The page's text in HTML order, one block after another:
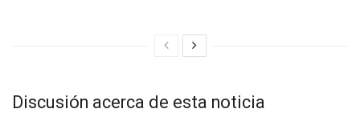
Discusión acerca de esta noticia